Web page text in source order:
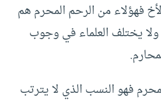
فهؤلاء من الرحم المحرم هم
يختلف العلماء في وجوب
فهو النسب الذي لا يترتب